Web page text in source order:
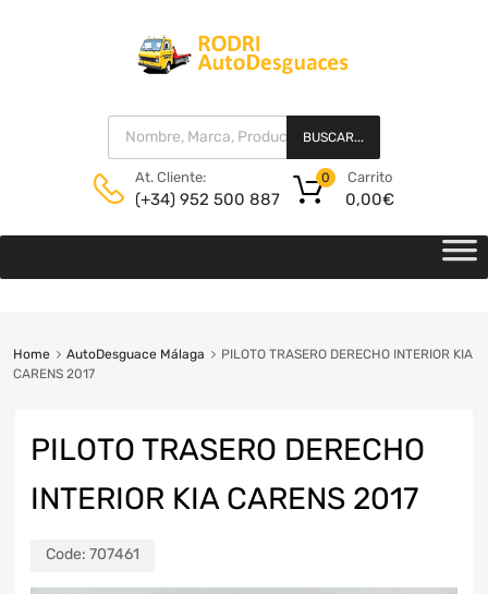
BUSCAR...
At. Cliente:
(+34) 952 500 887
Carrito
0,00€
0
Home AutoDesguace Málaga
PILOTO TRASERO DERECHO INTERIOR KIA
CARENS 2017
PILOTO TRASERO DERECHO
INTERIOR KIA CARENS 2017
Code: 707461